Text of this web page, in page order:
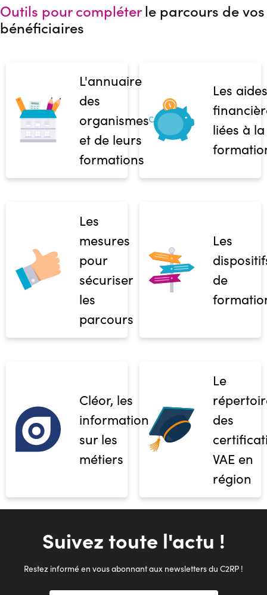
Outils pour compléterle parcours de vos
bénéficiaires
L'annuaire
des
organismes
et de leurs
formations
Les aides
liées à la
Les
mesures
pour
sécuriser
les
parcours
Les
de
Cléor, les
informations
sur les
métiers
Le
des
VAE en
région
Suivez toute l'actu !
Restez informé en vous abonnant aux newsletters du C2RP !